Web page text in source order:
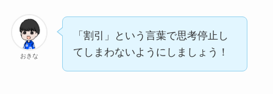
おきな
「割引」という言葉で思考停止し
てしまわないようにしましょう！